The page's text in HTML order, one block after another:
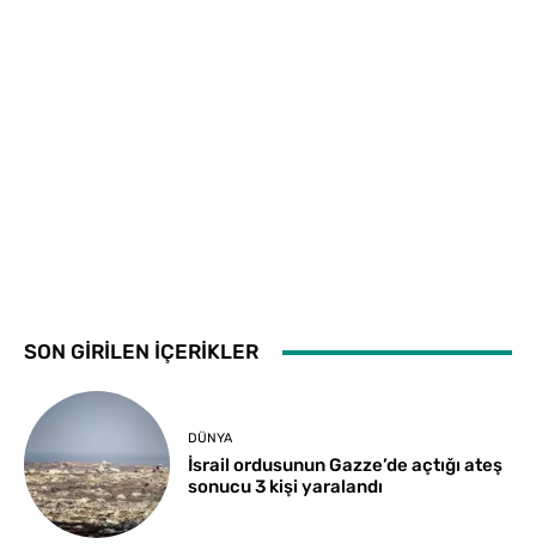
SON GİRİLEN İÇERİKLER
DÜNYA
İsrail ordusunun Gazze’de açtığı ateş
sonucu 3 kişi yaralandı